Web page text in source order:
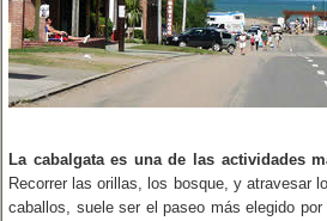
La cabalgata es una de las actividades
Recorrer las orillas, los bosque, y atravesar
caballos, suele ser el paseo más elegido